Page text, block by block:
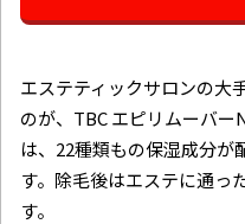
エステティックサロンの大
のが、TBC エピリムーバ
は、22種類もの保湿成分が
す。除毛後はエステに通っ
す。